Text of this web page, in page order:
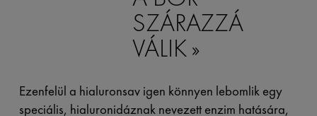
SZÁRAZZÁ
VÁLIK
Ezenfelül a hialuronsav igen könnyen lebomlik egy
speciális, hialuronidáznak nevezett enzim hatására,